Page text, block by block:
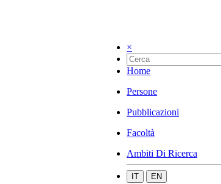
×
Home
Persone
Pubblicazioni
Facoltà
Ambiti Di Ricerca
IT EN